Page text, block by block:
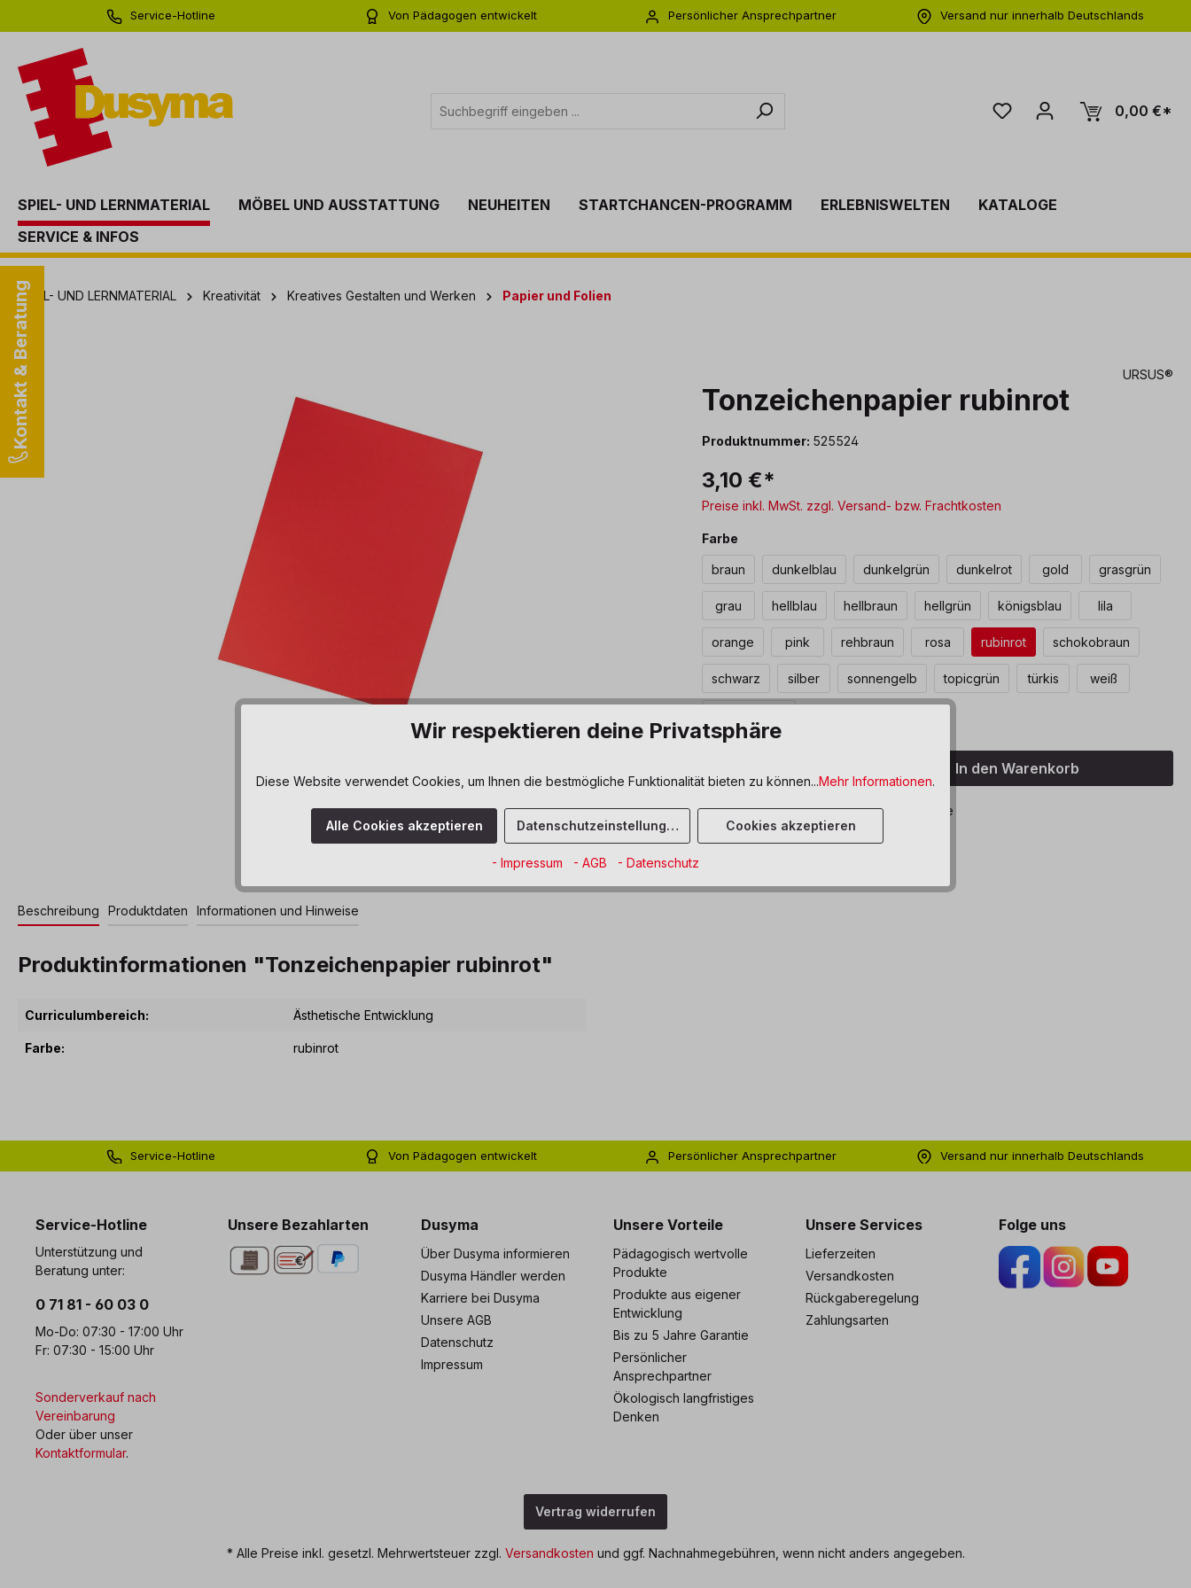
Zur Hauptnavigation springen
Service-Hotline
Von Pädagogen entwickelt
Persönlicher Ansprechpartner
Versand nur innerhalb Deutschlands
0,00 €*
SPIEL- UND LERNMATERIAL MÖBEL UND AUSSTATTUNG NEUHEITEN STARTCHANCEN-PROGRAMM ERLEBNISWELTEN
KATALOGE
SERVICE & INFOS
Kontakt & Beratung
SPIEL- UND LERNMATERIAL Kreativität Kreatives Gestalten und Werken Papier und Folien
Bildergalerie überspringen URSUS®
Tonzeichenpapier rubinrot
Produktnummer: 525524
3,10 €*
Preise inkl. MwSt. zzgl. Versand- bzw. Frachtkosten
Farbe
braun dunkelblau dunkelgrün dunkelrot gold grasgrün
grau hellblau hellbraun hellgrün königsblau lila
orange pink rehbraun rosa rubinrot schokobraun
schwarz silber sonnengelb topicgrün türkis weiß
Produkt Anzahl: Gib den gewünschten Wert
In den Warenkorb
Sofort verfügbar, Lieferzeit: 5 Werktage
Beschreibung Produktdaten Informationen und Hinweise
Produktinformationen "Tonzeichenpapier rubinrot"
Curriculumbereich: Ästhetische Entwicklung
Farbe: rubinrot
Service-Hotline
Von Pädagogen entwickelt
Persönlicher Ansprechpartner
Versand nur innerhalb Deutschlands
Service-Hotline
Unterstützung und
Beratung unter:
0 71 81 - 60 03 0
Mo-Do: 07:30 - 17:00 Uhr
Fr: 07:30 - 15:00 Uhr
Sonderverkauf nach
Vereinbarung
Oder über unser
Kontaktformular.
Unsere Bezahlarten Dusyma
Über Dusyma informieren
Dusyma Händler werden
Karriere bei Dusyma
Unsere AGB
Datenschutz
Impressum
Unsere Vorteile
Pädagogisch wertvolle
Produkte
Produkte aus eigener
Entwicklung
Bis zu 5 Jahre Garantie
Persönlicher
Ansprechpartner
Ökologisch langfristiges
Denken
Unsere Services
Lieferzeiten
Versandkosten
Rückgaberegelung
Zahlungsarten
Folge uns
Vertrag widerrufen
* Alle Preise inkl. gesetzl. Mehrwertsteuer zzgl. Versandkosten und ggf. Nachnahmegebühren, wenn nicht anders angegeben.
Wir respektieren deine Privatsphäre
Diese Website verwendet Cookies, um Ihnen die bestmögliche Funktionalität bieten zu können...Mehr Informationen.
Alle Cookies akzeptieren Datenschutzeinstellungen Cookies akzeptieren
- Impressum - AGB - Datenschutz